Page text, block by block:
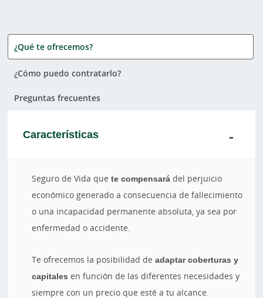
¿Qué te ofrecemos?
¿Cómo puedo contratarlo?
Preguntas frecuentes
Características
Seguro de Vida quete compensará del perjuicio
económico generado a consecuencia de fallecimiento
o una incapacidad permanente absoluta, ya sea por
enfermedad o accidente.
Te ofrecemos la posibilidad deadaptar coberturas y
capitales en función de las diferentes necesidades y
siempre con un precio que esté a tu alcance.